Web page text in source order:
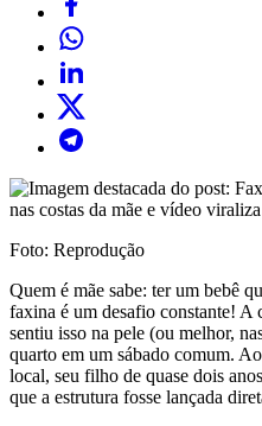
Foto: Reprodução
Quem é mãe sabe: ter um bebê
faxina é um desafio constante! A
sentiu isso na pele (ou melhor,
quarto em um sábado comum.
local, seu filho de quase dois
que a estrutura fosse lançada